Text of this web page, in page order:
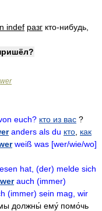
indef разг кто-нибудь,
wer
euch? кто из вас ?
anders als du кто как
weiß was [wer/wie/wo]
hat, (der) melde sich
werauch (immer)
(immer) sein mag, wir
должны́ ему́ помо́чь